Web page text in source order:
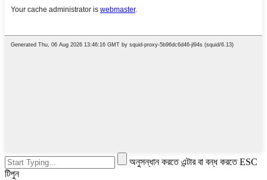
অনুসন্ধান করতে এন্টার বা বন্ধ করতে ESC
টিপুন